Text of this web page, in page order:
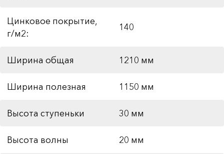
Цинковое покрытие,
г/м2:
140
Ширина общая 1210 мм
Ширина полезная 1150 мм
Высота ступеньки 30 мм
Высота волны 20 мм